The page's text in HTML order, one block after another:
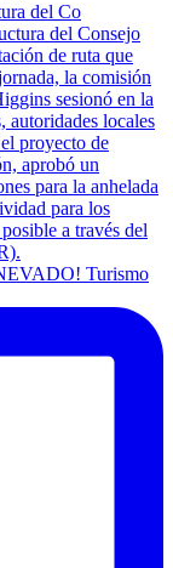
del Co
Turismo